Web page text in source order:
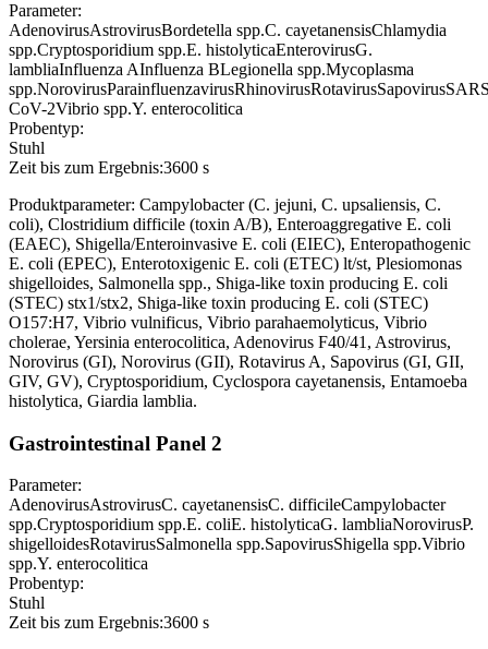
Parameter:
AdenovirusAstrovirusBordetella spp.C. cayetanensisChlamydia
spp.Cryptosporidium spp.E. histolyticaEnterovirusG.
lambliaInfluenza AInfluenza BLegionella spp.Mycoplasma
spp.NorovirusParainfluenzavirusRhinovirusRotavirusSapovirus
CoV-2Vibrio spp.Y. enterocolitica
Probentyp:
Stuhl
Zeit bis zum Ergebnis:3600 s
Produktparameter: Campylobacter (C. jejuni, C. upsaliensis, C.
coli), Clostridium difficile (toxin A/B), Enteroaggregative E. coli
(EAEC), Shigella/Enteroinvasive E. coli (EIEC), Enteropathogenic
E. coli (EPEC), Enterotoxigenic E. coli (ETEC) lt/st, Plesiomonas
shigelloides, Salmonella spp., Shiga-like toxin producing E. coli
(STEC) stx1/stx2, Shiga-like toxin producing E. coli (STEC)
O157:H7, Vibrio vulnificus, Vibrio parahaemolyticus, Vibrio
cholerae, Yersinia enterocolitica, Adenovirus F40/41, Astrovirus,
Norovirus (GI), Norovirus (GII), Rotavirus A, Sapovirus (GI, GII,
GIV, GV), Cryptosporidium, Cyclospora cayetanensis, Entamoeba
histolytica, Giardia lamblia.
Gastrointestinal Panel 2
Parameter:
AdenovirusAstrovirusC. cayetanensisC. difficileCampylobacter
spp.Cryptosporidium spp.E. coliE. histolyticaG. lambliaNorovirusP.
shigelloidesRotavirusSalmonella spp.SapovirusShigella spp.Vibrio
spp.Y. enterocolitica
Probentyp:
Stuhl
Zeit bis zum Ergebnis:3600 s